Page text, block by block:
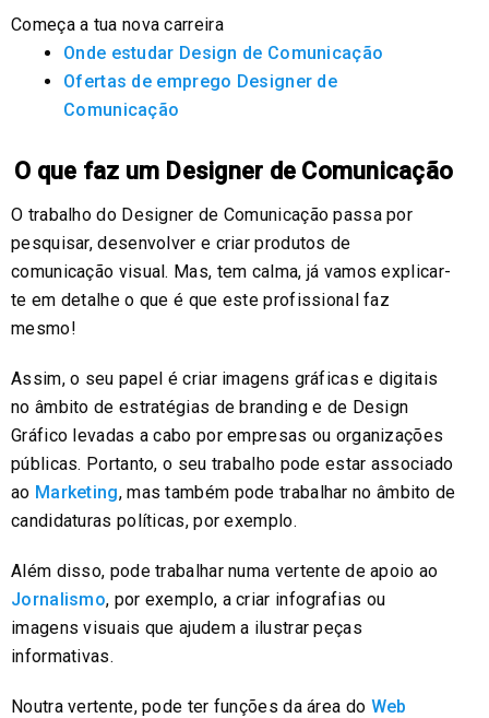
Começa a tua nova carreira
Onde estudar Design de Comunicação
Ofertas de emprego Designer de
Comunicação
O que faz um Designer de Comunicação
O trabalho do Designer de Comunicação passa por
pesquisar, desenvolver e criar produtos de
comunicação visual. Mas, tem calma, já vamos explicar-
te em detalhe o que é que este profissional faz
mesmo!
Assim, o seu papel é criar imagens gráficas e digitais
no âmbito de estratégias de branding e de Design
Gráfico levadas a cabo por empresas ou organizações
públicas. Portanto, o seu trabalho pode estar associado
ao Marketing, mas também pode trabalhar no âmbito de
candidaturas políticas, por exemplo.
Além disso, pode trabalhar numa vertente de apoio ao
Jornalismo, por exemplo, a criar infografias ou
imagens visuais que ajudem a ilustrar peças
informativas.
Noutra vertente, pode ter funções da área do Web